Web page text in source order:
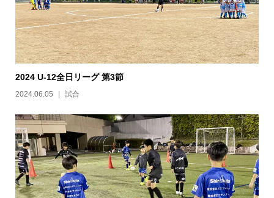
2024 U-12全日リーグ 第3節
2024.06.05 試合